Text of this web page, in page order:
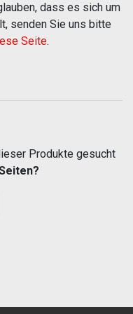
dass es sich um
senden Sie uns bitte
Seite.
Produkte gesucht